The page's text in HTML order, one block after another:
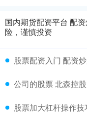
国内期货配资平台 配
险，谨慎投资
股票配资入门 配资
公司的股票 北森控
股票加大杠杆操作技